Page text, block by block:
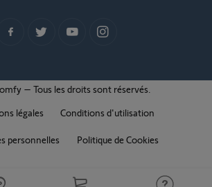
– Tous les droits sont réservés.
légales
Conditions d'utilisation
personnelles Politique de Cookies